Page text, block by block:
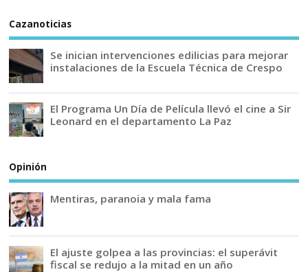
Cazanoticias
Se inician intervenciones edilicias para mejorar
instalaciones de la Escuela Técnica de Crespo
El Programa Un Día de Película llevó el cine a Sir
Leonard en el departamento La Paz
Opinión
Mentiras, paranoia y mala fama
El ajuste golpea a las provincias: el superávit
fiscal se redujo a la mitad en un año